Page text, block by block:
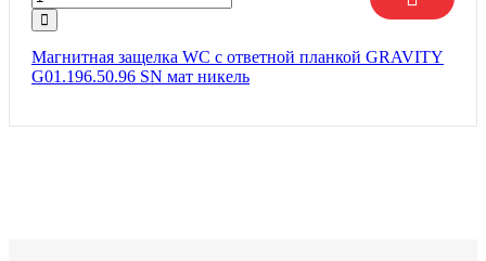
Магнитная защелка WC с ответной планкой GRAVITY
G01.196.50.96 SN мат никель